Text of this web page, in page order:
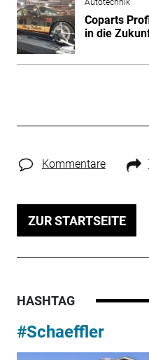
Autotechnik
Coparts
in die
Kommentare
ZUR STARTSEITE
HASHTAG
#Schaeffler